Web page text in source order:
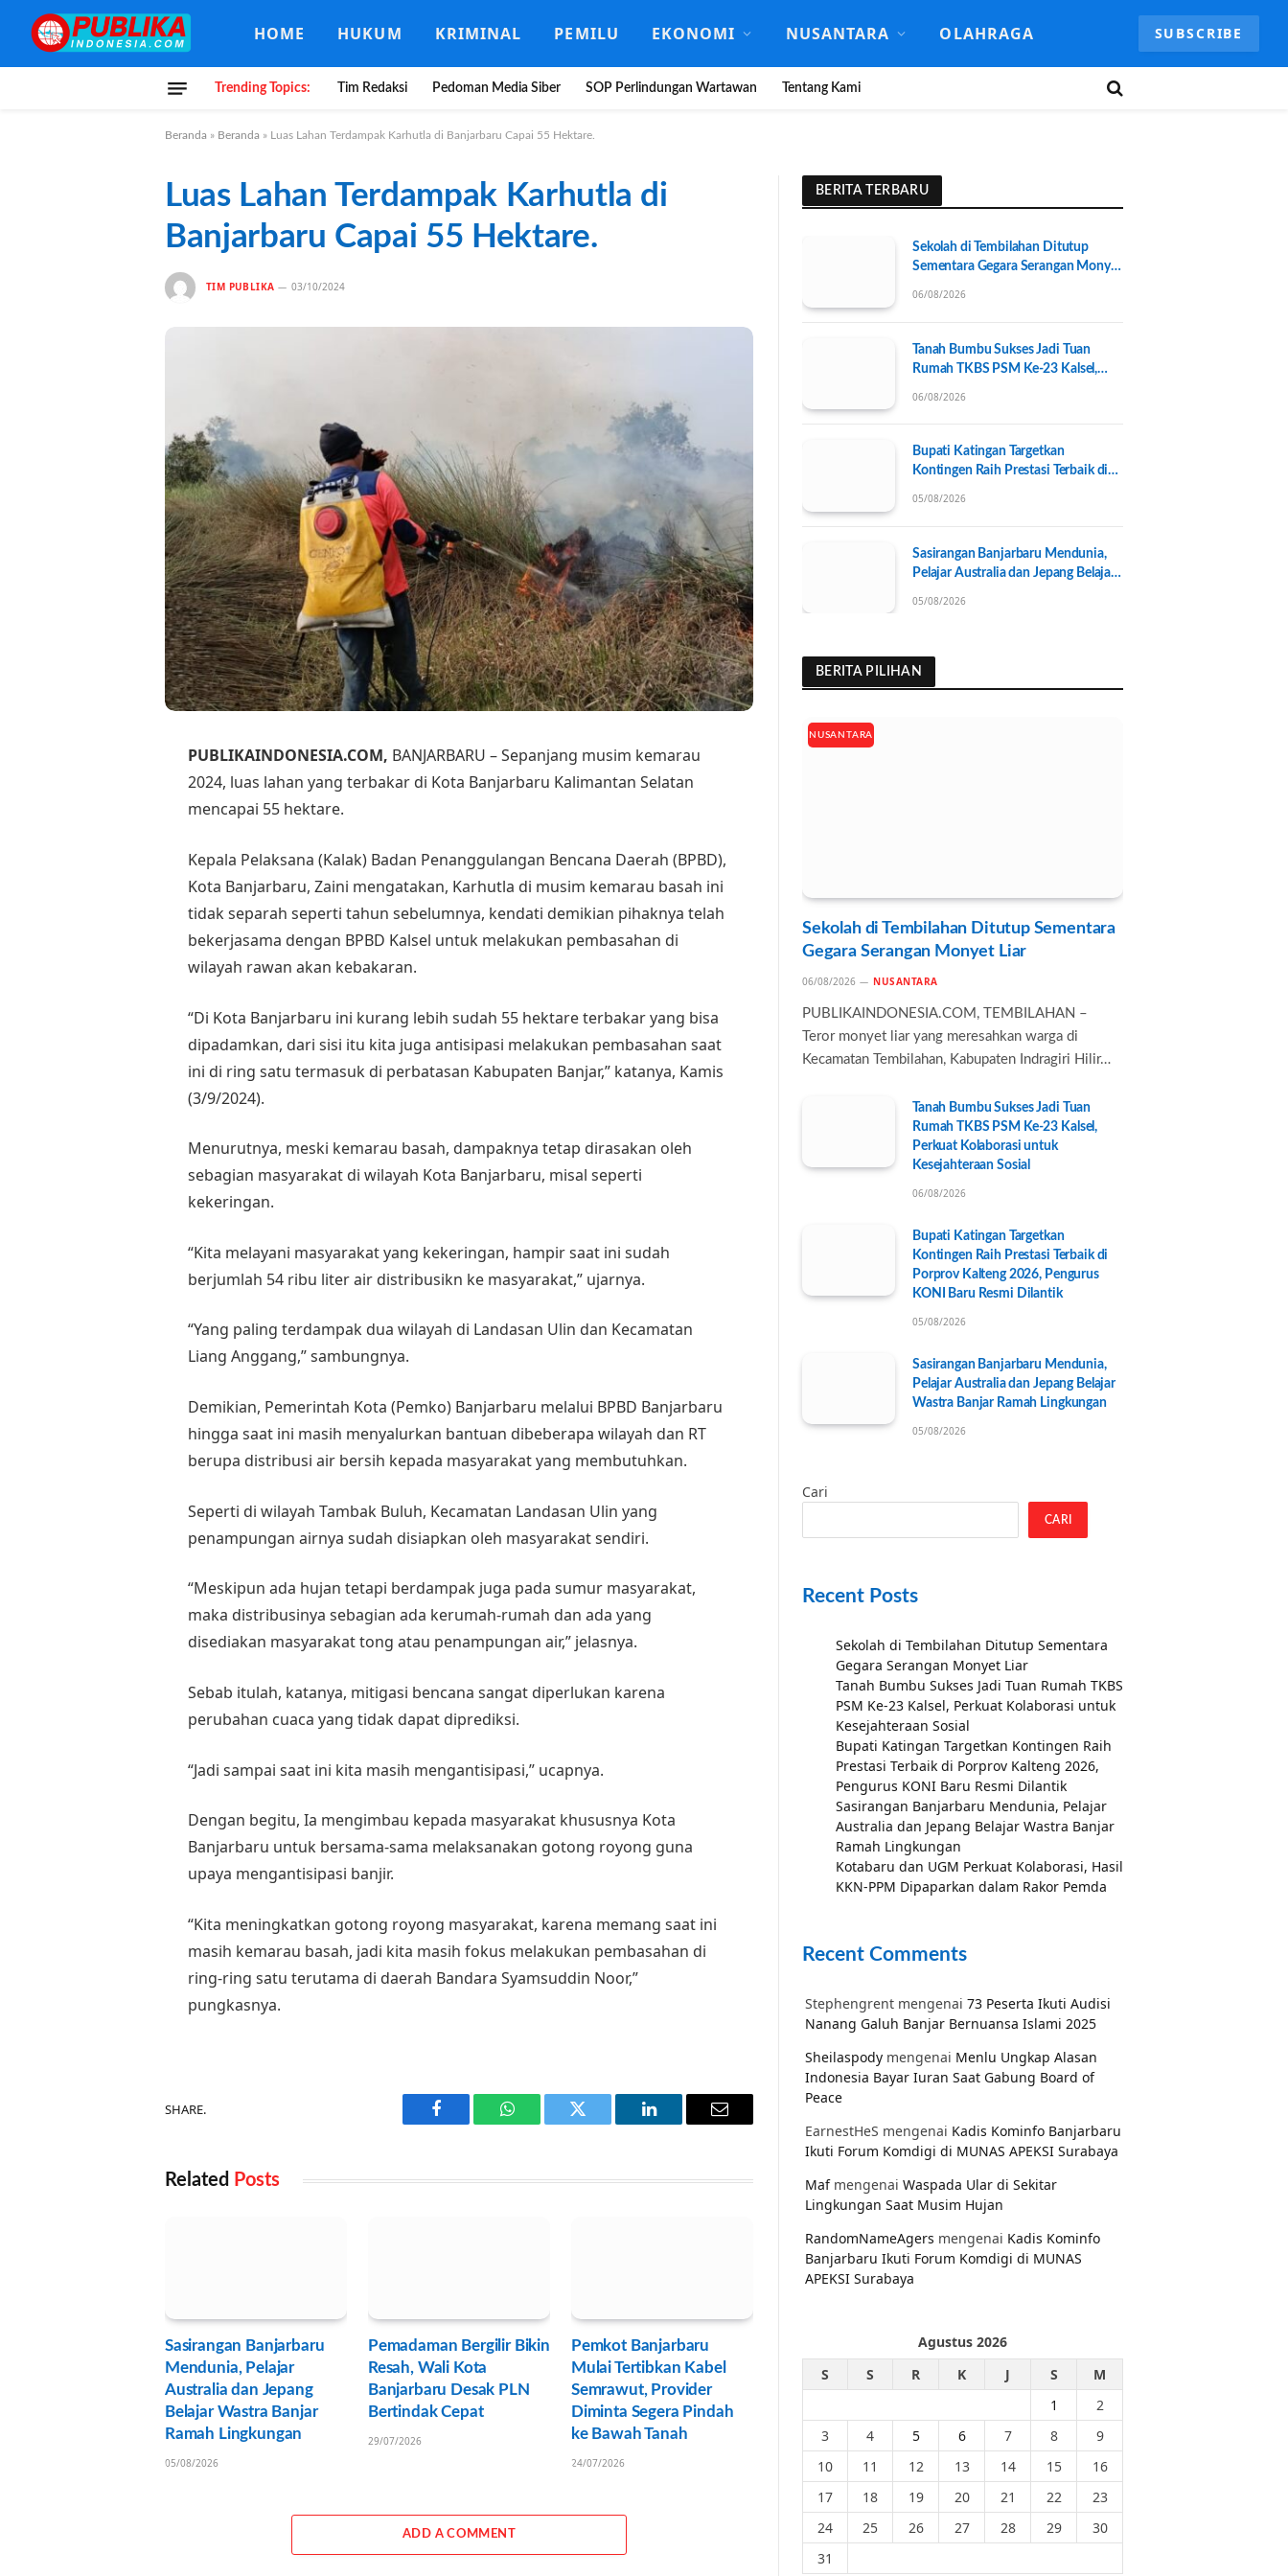
HOME HUKUM KRIMINAL PEMILU EKONOMI NUSANTARA OLAHRAGA SUBSCRIBE
Trending Topics: Tim Redaksi Pedoman Media Siber SOP Perlindungan Wartawan Tentang Kami
Beranda » Beranda » Luas Lahan Terdampak Karhutla di Banjarbaru Capai 55 Hektare.
Luas Lahan Terdampak Karhutla di
Banjarbaru Capai 55 Hektare.
TIM PUBLIKA 03/10/2024
PUBLIKAINDONESIA.COM, BANJARBARU – Sepanjang musim kemarau
2024, luas lahan yang terbakar di Kota Banjarbaru Kalimantan Selatan
mencapai 55 hektare.
Kepala Pelaksana (Kalak) Badan Penanggulangan Bencana Daerah (BPBD),
Kota Banjarbaru, Zaini mengatakan, Karhutla di musim kemarau basah ini
tidak separah seperti tahun sebelumnya, kendati demikian pihaknya telah
bekerjasama dengan BPBD Kalsel untuk melakukan pembasahan di
wilayah rawan akan kebakaran.
“Di Kota Banjarbaru ini kurang lebih sudah 55 hektare terbakar yang bisa
dipadamkan, dari sisi itu kita juga antisipasi melakukan pembasahan saat
ini di ring satu termasuk di perbatasan Kabupaten Banjar,” katanya, Kamis
(3/9/2024).
Menurutnya, meski kemarau basah, dampaknya tetap dirasakan oleh
sebagian masyarakat di wilayah Kota Banjarbaru, misal seperti
kekeringan.
“Kita melayani masyarakat yang kekeringan, hampir saat ini sudah
berjumlah 54 ribu liter air distribusikn ke masyarakat,” ujarnya.
“Yang paling terdampak dua wilayah di Landasan Ulin dan Kecamatan
Liang Anggang,” sambungnya.
Demikian, Pemerintah Kota (Pemko) Banjarbaru melalui BPBD Banjarbaru
hingga saat ini masih menyalurkan bantuan dibeberapa wilayah dan RT
berupa distribusi air bersih kepada masyarakat yang membutuhkan.
Seperti di wilayah Tambak Buluh, Kecamatan Landasan Ulin yang
penampungan airnya sudah disiapkan oleh masyarakat sendiri.
“Meskipun ada hujan tetapi berdampak juga pada sumur masyarakat,
maka distribusinya sebagian ada kerumah-rumah dan ada yang
disediakan masyarakat tong atau penampungan air,” jelasnya.
Sebab itulah, katanya, mitigasi bencana sangat diperlukan karena
perubahan cuaca yang tidak dapat diprediksi.
“Jadi sampai saat ini kita masih mengantisipasi,” ucapnya.
Dengan begitu, Ia mengimbau kepada masyarakat khususnya Kota
Banjarbaru untuk bersama-sama melaksanakan gotong royong guna
upaya mengantisipasi banjir.
“Kita meningkatkan gotong royong masyarakat, karena memang saat ini
masih kemarau basah, jadi kita masih fokus melakukan pembasahan di
ring-ring satu terutama di daerah Bandara Syamsuddin Noor,”
pungkasnya.
SHARE.
Facebook WhatsAppTwitter LinkedIn Email
Related Posts
Sasirangan Banjarbaru
Mendunia, Pelajar
Australia dan Jepang
Belajar Wastra Banjar
Ramah Lingkungan
05/08/2026
Pemadaman Bergilir Bikin
Resah, Wali Kota
Banjarbaru Desak PLN
Bertindak Cepat
29/07/2026
Pemkot Banjarbaru
Mulai Tertibkan Kabel
Semrawut, Provider
Diminta Segera Pindah
ke Bawah Tanah
24/07/2026
ADD A COMMENT
BERITA TERBARU
Sekolah di Tembilahan Ditutup
Sementara Gegara Serangan Monyet
06/08/2026
Tanah Bumbu Sukses Jadi Tuan
Rumah TKBS PSM Ke-23 Kalsel,
06/08/2026
Bupati Katingan Targetkan
Kontingen Raih Prestasi Terbaik di
05/08/2026
Sasirangan Banjarbaru Mendunia,
Pelajar Australia dan Jepang Belajar
05/08/2026
BERITA PILIHAN
NUSANTARA
Sekolah di Tembilahan Ditutup Sementara
Gegara Serangan Monyet Liar
06/08/2026 NUSANTARA
PUBLIKAINDONESIA.COM, TEMBILAHAN –
Teror monyet liar yang meresahkan warga di
Kecamatan Tembilahan, Kabupaten Indragiri Hilir…
Tanah Bumbu Sukses Jadi Tuan
Rumah TKBS PSM Ke-23 Kalsel,
Perkuat Kolaborasi untuk
Kesejahteraan Sosial
06/08/2026
Bupati Katingan Targetkan
Kontingen Raih Prestasi Terbaik di
Porprov Kalteng 2026, Pengurus
KONI Baru Resmi Dilantik
05/08/2026
Sasirangan Banjarbaru Mendunia,
Pelajar Australia dan Jepang Belajar
Wastra Banjar Ramah Lingkungan
05/08/2026
Cari
CARI
Recent Posts
Sekolah di Tembilahan Ditutup Sementara
Gegara Serangan Monyet Liar
Tanah Bumbu Sukses Jadi Tuan Rumah TKBS
PSM Ke-23 Kalsel, Perkuat Kolaborasi untuk
Kesejahteraan Sosial
Bupati Katingan Targetkan Kontingen Raih
Prestasi Terbaik di Porprov Kalteng 2026,
Pengurus KONI Baru Resmi Dilantik
Sasirangan Banjarbaru Mendunia, Pelajar
Australia dan Jepang Belajar Wastra Banjar
Ramah Lingkungan
Kotabaru dan UGM Perkuat Kolaborasi, Hasil
KKN-PPM Dipaparkan dalam Rakor Pemda
Recent Comments
Stephengrent mengenai 73 Peserta Ikuti Audisi
Nanang Galuh Banjar Bernuansa Islami 2025
Sheilaspody mengenai Menlu Ungkap Alasan
Indonesia Bayar Iuran Saat Gabung Board of
Peace
EarnestHeS mengenai Kadis Kominfo Banjarbaru
Ikuti Forum Komdigi di MUNAS APEKSI Surabaya
Mafmengenai Waspada Ular di Sekitar
Lingkungan Saat Musim Hujan
RandomNameAgers mengenai Kadis Kominfo
Banjarbaru Ikuti Forum Komdigi di MUNAS
APEKSI Surabaya
Agustus 2026
S
S R K J S
M
1
2
3
4 5 6 7 8
9
10
11 12 13 14 15
16
17
18 19 20 21 22
23
24
25 26 27 28 29
30
31